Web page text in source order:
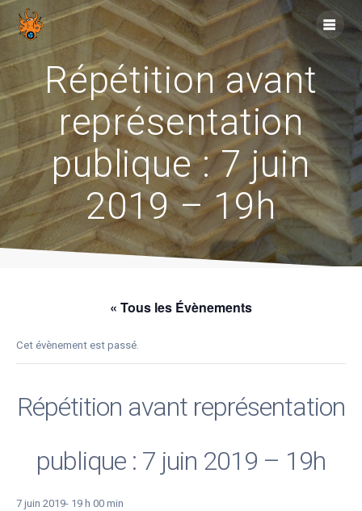
Skip
to
content
Répétition avant
représentation
publique : 7 juin
2019 – 19h
« Tous les Évènements
Cet évènement est passé.
Répétition avant représentation
publique : 7 juin 2019 – 19h
7 juin 2019- 19 h 00 min